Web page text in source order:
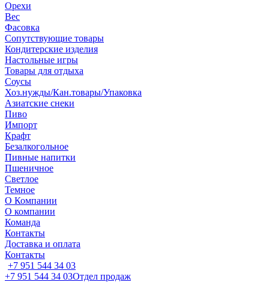
Орехи
Вес
Фасовка
Сопутствующие товары
Кондитерские изделия
Настольные игры
Товары для отдыха
Соусы
Хоз.нужды/Кан.товары/Упаковка
Азиатские снеки
Пиво
Импорт
Крафт
Безалкогольное
Пивные напитки
Пшеничное
Светлое
Темное
О Компании
О компании
Команда
Контакты
Доставка и оплата
Контакты
+7 951 544 34 03
+7 951 544 34 03Отдел продаж